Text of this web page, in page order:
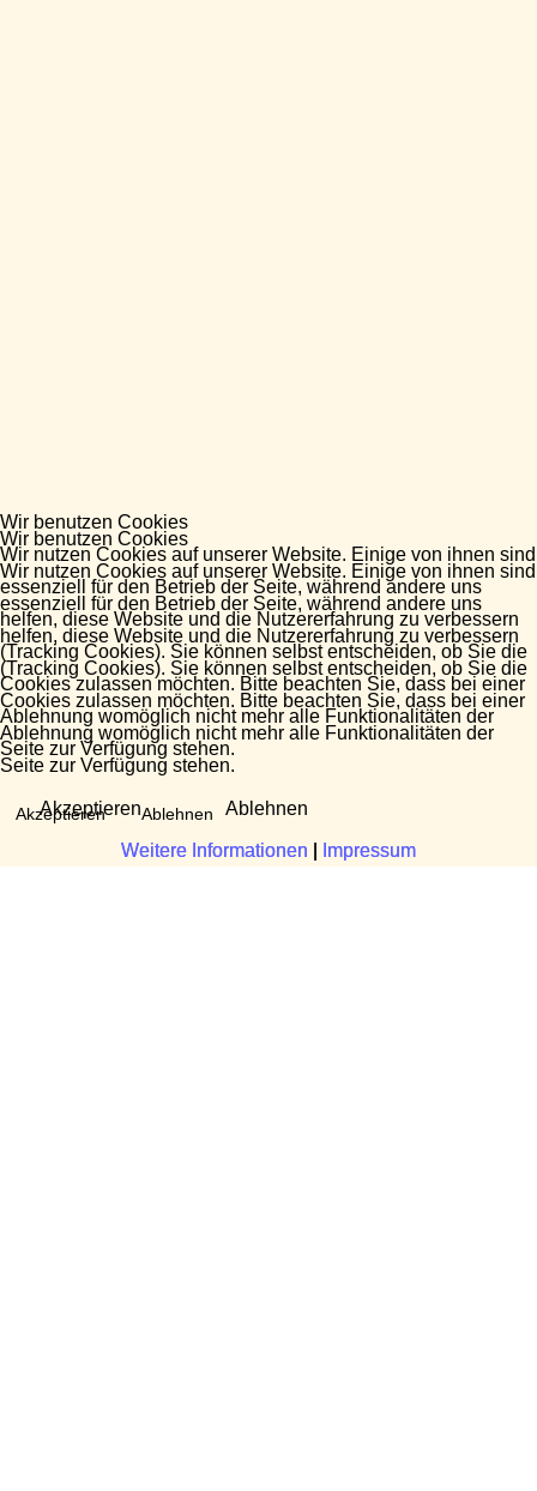
Wir benutzen Cookies
Wir nutzen Cookies auf unserer Website. Einige von ihnen sind
essenziell für den Betrieb der Seite, während andere uns
helfen, diese Website und die Nutzererfahrung zu verbessern
(Tracking Cookies). Sie können selbst entscheiden, ob Sie die
Cookies zulassen möchten. Bitte beachten Sie, dass bei einer
Ablehnung womöglich nicht mehr alle Funktionalitäten der
Seite zur Verfügung stehen.
Akzeptieren Ablehnen
Weitere Informationen Impressum
Wir benutzen Cookies
Wir nutzen Cookies auf unserer Website. Einige von ihnen sind
essenziell für den Betrieb der Seite, während andere uns
helfen, diese Website und die Nutzererfahrung zu verbessern
(Tracking Cookies). Sie können selbst entscheiden, ob Sie die
Cookies zulassen möchten. Bitte beachten Sie, dass bei einer
Ablehnung womöglich nicht mehr alle Funktionalitäten der
Seite zur Verfügung stehen.
Akzeptieren Ablehnen
Weitere Informationen Impressum